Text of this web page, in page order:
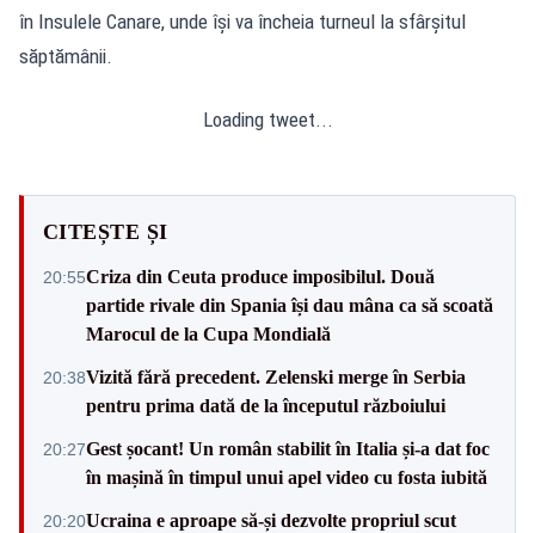
în Insulele Canare, unde își va încheia turneul la sfârșitul
săptămânii.
Loading tweet...
CITEȘTE ȘI
20:55Criza din Ceuta produce imposibilul. Două
partide rivale din Spania își dau mâna ca să scoată
Marocul de la Cupa Mondială
20:38Vizită fără precedent. Zelenski merge în Serbia
pentru prima dată de la începutul războiului
20:27Gest șocant! Un român stabilit în Italia și-a dat foc
în mașină în timpul unui apel video cu fosta iubită
20:20Ucraina e aproape să-și dezvolte propriul scut